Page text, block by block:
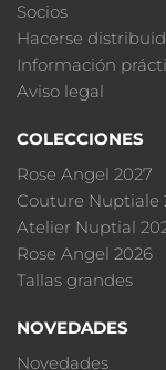
Socios
Hacerse
Información
Aviso legal
COLECCIONES
Rose Angel 2027
Couture Nuptiale
Atelier Nuptial
Rose Angel 2026
Tallas grandes
NOVEDADES
Novedades